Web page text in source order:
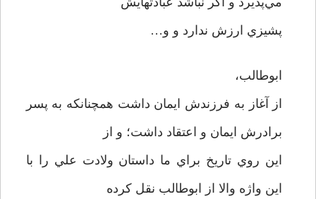
پشيزي ارزش ندارد و و…
ابوطالب،
از آغاز به فرزندش ايمان داشت همچنانکه به پسر
برادرش ايمان و اعتقاد داشت؛ و از
اين روي تاريخ براي ما داستان ولادت علي را با
اين واژه والا از ابوطالب نقل کرده